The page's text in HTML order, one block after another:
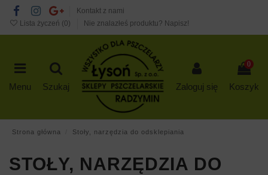
Kontakt z nami
Lista życzeń (0) Nie znalazłeś produktu? Napisz!
Menu Szukaj Zaloguj się
0
Koszyk
Strona główna Stoły, narzędzia do odsklepiania
STOŁY, NARZĘDZIA DO